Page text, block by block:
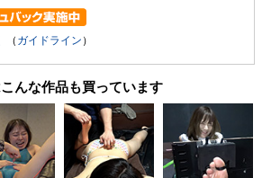
（ ガイドライン ）
んな作品も買っています